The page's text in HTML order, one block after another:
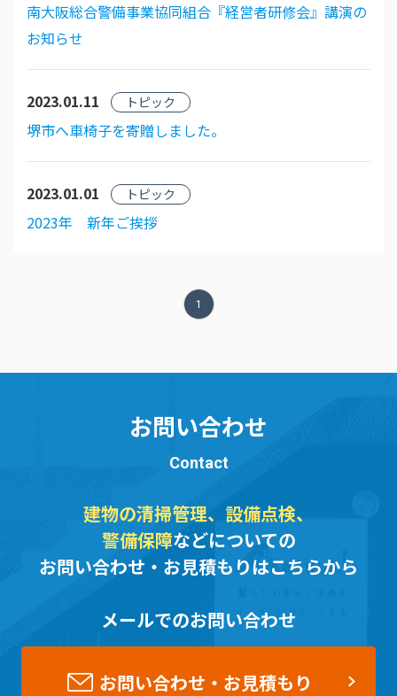
南大阪総合警備事業協同組合『経営者研修会』講演の
お知らせ
2023.01.11 トピック
堺市へ車椅子を寄贈しました。
2023.01.01 トピック
2023年 新年ご挨拶
1
お問い合わせ
Contact
建物の清掃管理、設備点検、
警備保障などについての
お問い合わせ・お見積もりはこちらから
メールでのお問い合わせ
お問い合わせ・お見積もり